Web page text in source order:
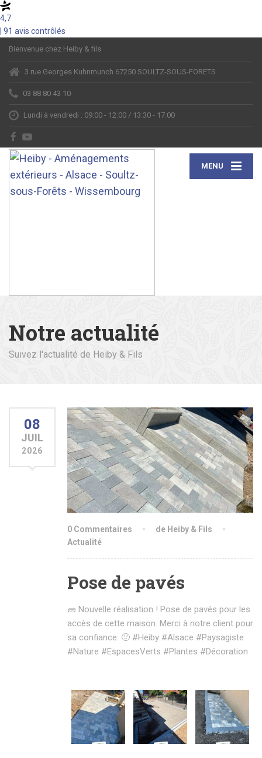
4,7
| 91 avis contrôlés
Bienvenue chez Heiby & fils
3 rue Georges Kuhnmunch 67250 SOULTZ-SOUS-FORETS
03 88 80 43 10
Lundi à vendredi : 09:00 - 12:00 / 13:30 - 17:00
MENU
Notre actualité
Suivez l'actualité de Heiby & Fils
08
JUIL
2026
0 Commentaires
de Heiby & Fils
Actualité
Pose de pavés
🧱 Nouvelle réalisation ! Pose de pavés pour les
accès de cette maison. Merci à notre client pour
sa confiance. 🙂 #Heiby #Alsace #Paysagiste
#Nature #EspacesVerts #Plantes #Décoration